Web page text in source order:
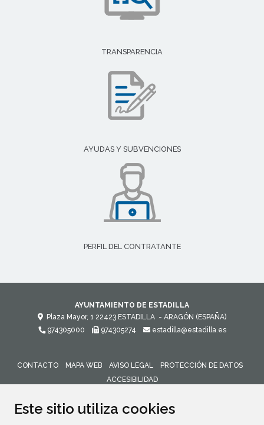
Este sitio utiliza cookies
TRANSPARENCIA
AYUDAS Y SUBVENCIONES
PERFIL DEL CONTRATANTE
AYUNTAMIENTO DE ESTADILLA
Plaza Mayor, 1 22423 ESTADILLA - ARAGÓN (ESPAÑA)
974305000
974305274 estadilla@estadilla.es
CONTACTO MAPA WEB AVISO LEGAL
PROTECCIÓN DE DATOS
ACCESIBILIDAD